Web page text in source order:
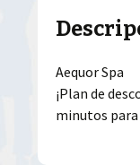
Aequor Spa
¡Plan de
minutos